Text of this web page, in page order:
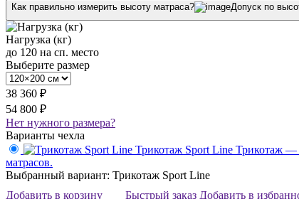
Как правильно измерить высоту матраса? Допуск по
Нагрузка (кг)
до 120 на сп. место
Выберите размер
38 360 ₽
54 800 ₽
Нет нужного размера?
Варианты чехла
Трикотаж Sport Line Трикотаж —
матрасов.
Выбранный вариант: Трикотаж Sport Line
Добавить в корзину
Быстрый заказ Добавить в